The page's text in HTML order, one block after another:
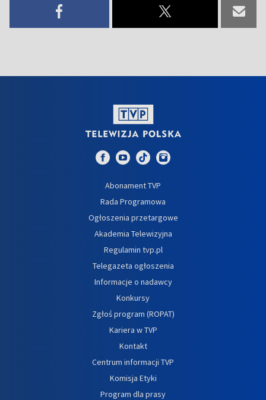
Abonament TVP
Rada Programowa
Ogłoszenia przetargowe
Akademia Telewizyjna
Regulamin tvp.pl
Telegazeta ogłoszenia
Informacje o nadawcy
Konkursy
Zgłoś program (ROPAT)
Kariera w TVP
Kontakt
Centrum informacji TVP
Komisja Etyki
Program dla prasy